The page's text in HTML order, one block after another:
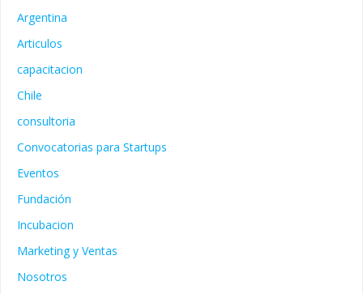
Argentina
Articulos
capacitacion
Chile
consultoria
Convocatorias para Startups
Eventos
Fundación
Incubacion
Marketing y Ventas
Nosotros